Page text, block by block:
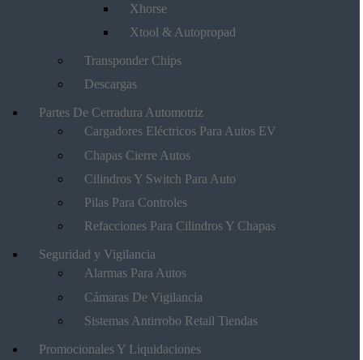
Xhorse
Xtool & Autopropad
Transponder Chips
Descargas
Partes De Cerradura Automotriz
Cargadores Eléctricos Para Autos EV
Chapas Cierre Autos
Cilindros Y Switch Para Auto
Pilas Para Controles
Refacciones Para Cilindros Y Chapas
Seguridad y Vigilancia
Alarmas Para Autos
Cámaras De Vigilancia
Sistemas Antirrobo Retail Tiendas
Promocionales Y Liquidaciones